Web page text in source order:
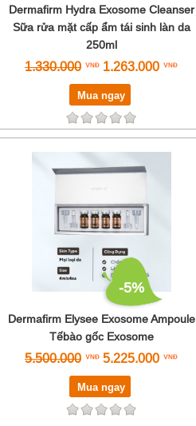
Dermafirm Hydra Exosome Cleanser
S­ữa rửa mặt cấp ẩm tái sinh làn da
250ml
1.330.000 1.263.000
Mua ngay
-5%
Dermafirm Elysee Exosome Ampoule
Tếbào gốc Exosome
5.500.000 5.225.000
Mua ngay